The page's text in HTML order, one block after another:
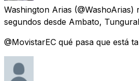
Washington Arias (@WashoArias)
segundos desde Ambato,
@MovistarEC qué pasa que está